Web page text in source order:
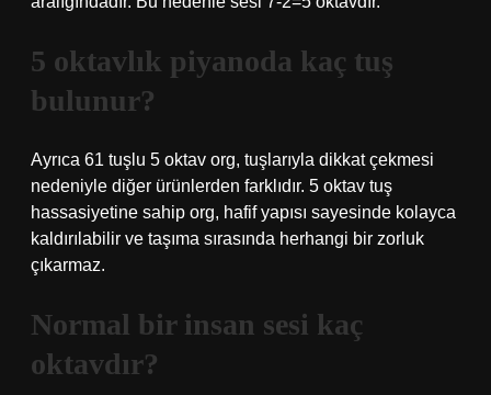
5 oktavlık piyanoda kaç tuş
bulunur?
Ayrıca 61 tuşlu 5 oktav org, tuşlarıyla dikkat çekmesi
nedeniyle diğer ürünlerden farklıdır. 5 oktav tuş
hassasiyetine sahip org, hafif yapısı sayesinde kolayca
kaldırılabilir ve taşıma sırasında herhangi bir zorluk
çıkarmaz.
Normal bir insan sesi kaç
oktavdır?